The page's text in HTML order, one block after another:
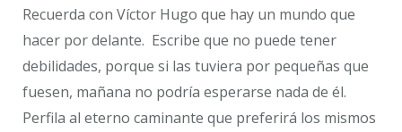
Recuerda con Víctor Hugo que hay un mundo que
hacer por delante. Escribe que no puede tener
debilidades, porque si las tuviera por pequeñas que
fuesen, mañana no podría esperarse nada de él.
Perfila al eterno caminante que preferirá los mismos